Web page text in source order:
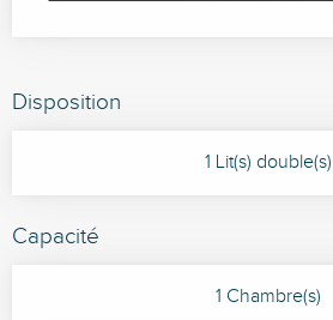
Disposition
1 Lit(s) double(s)
Capacité
1 Chambre(s)